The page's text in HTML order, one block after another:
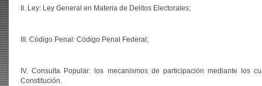
II. Ley: Ley General en Materia de Delitos Electorales;
III. Código Penal: Código Penal Federal;
IV. Consulta Popular: los mecanismos de participación mediante los
Constitución.